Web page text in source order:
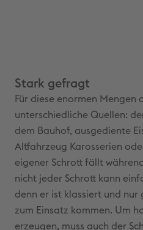
Stark gefragt
Für diese enormen Mengen
unterschiedliche Quellen:
dem Bauhof, ausgediente
Altfahrzeug Karosserien
eigener Schrott fällt
nicht jeder Schrott kann
denn er ist klassiert und nur
zum Einsatz kommen. Um
erzeugen, muss auch der